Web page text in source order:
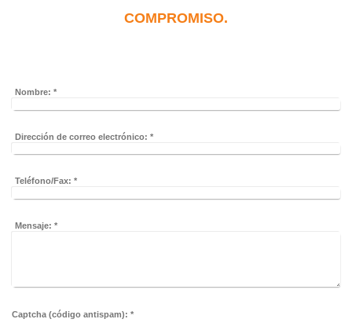
COMPROMISO.
Nombre: *
Dirección de correo electrónico: *
Teléfono/Fax: *
Mensaje: *
Captcha (código antispam): *